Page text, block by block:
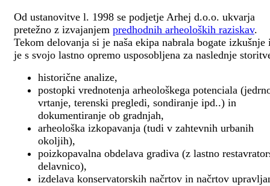
Od ustanovitve l. 1998 se podjetje Arhej d.o.o. ukvarja
pretežno z izvajanjem predhodnih arheoloških raziskav.
Tekom delovanja si je naša ekipa nabrala bogate izkušnje
je s svojo lastno opremo usposobljena za naslednje
historične analize,
postopki vrednotenja arheološkega potenciala
vrtanje, terenski pregledi, sondiranje ipd..) in
dokumentiranje ob gradnjah,
arheološka izkopavanja (tudi v zahtevnih urbanih
okoljih),
poizkopavalna obdelava gradiva (z lastno
delavnico),
izdelava konservatorskih načrtov in načrtov